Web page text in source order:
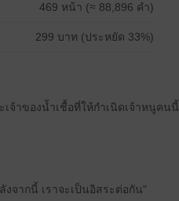
469 หน้า (≈ 88,896 คำ)
299 บาท (ประหยัด 33%)
จ้าของน้ำเชื้อที่ให้กำเนิดเจ้าหนูคนนี้
จากนี้ เราจะเป็นอิสระต่อกัน"